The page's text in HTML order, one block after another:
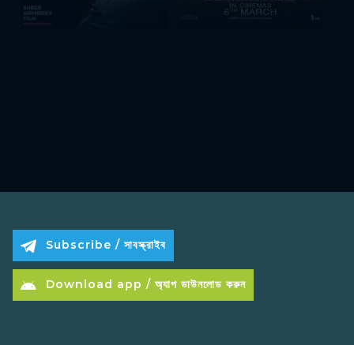
Subscribe / সাবস্ক্রাইব
Download app / অ্যাপ ডাউনলোড করুন